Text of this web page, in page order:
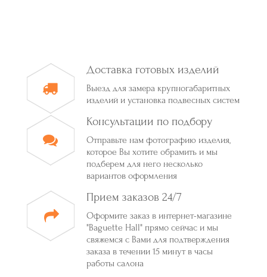
Доставка готовых изделий
Выезд для замера крупногабаритных
изделий и установка подвесных систем
Консультации по подбору
Отправьте нам фотографию изделия,
которое Вы хотите обрамить и мы
подберем для него несколько
вариантов оформления
Прием заказов 24/7
Оформите заказ в интернет-магазине
"Baguette Hall" прямо сейчас и мы
свяжемся с Вами для подтверждения
заказа в течении 15 минут в часы
работы салона